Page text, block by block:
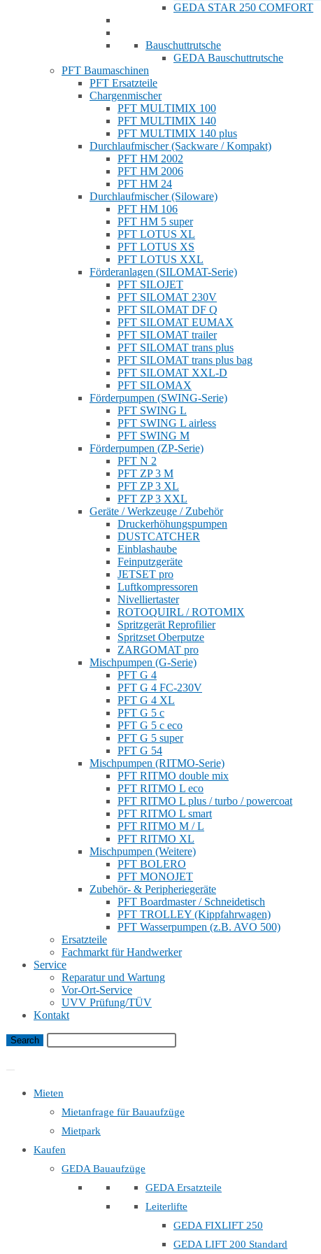
GEDA STAR 250 COMFORT
Bauschuttrutsche
GEDA Bauschuttrutsche
PFT Baumaschinen
PFT Ersatzteile
Chargenmischer
PFT MULTIMIX 100
PFT MULTIMIX 140
PFT MULTIMIX 140 plus
Durchlaufmischer (Sackware / Kompakt)
PFT HM 2002
PFT HM 2006
PFT HM 24
Durchlaufmischer (Siloware)
PFT HM 106
PFT HM 5 super
PFT LOTUS XL
PFT LOTUS XS
PFT LOTUS XXL
Förderanlagen (SILOMAT-Serie)
PFT SILOJET
PFT SILOMAT 230V
PFT SILOMAT DF Q
PFT SILOMAT EUMAX
PFT SILOMAT trailer
PFT SILOMAT trans plus
PFT SILOMAT trans plus bag
PFT SILOMAT XXL-D
PFT SILOMAX
Förderpumpen (SWING-Serie)
PFT SWING L
PFT SWING L airless
PFT SWING M
Förderpumpen (ZP-Serie)
PFT N 2
PFT ZP 3 M
PFT ZP 3 XL
PFT ZP 3 XXL
Geräte / Werkzeuge / Zubehör
Druckerhöhungspumpen
DUSTCATCHER
Einblashaube
Feinputzgeräte
JETSET pro
Luftkompressoren
Nivelliertaster
ROTOQUIRL / ROTOMIX
Spritzgerät Reprofilier
Spritzset Oberputze
ZARGOMAT pro
Mischpumpen (G-Serie)
PFT G 4
PFT G 4 FC-230V
PFT G 4 XL
PFT G 5 c
PFT G 5 c eco
PFT G 5 super
PFT G 54
Mischpumpen (RITMO-Serie)
PFT RITMO double mix
PFT RITMO L eco
PFT RITMO L plus / turbo / powercoat
PFT RITMO L smart
PFT RITMO M / L
PFT RITMO XL
Mischpumpen (Weitere)
PFT BOLERO
PFT MONOJET
Zubehör- & Peripheriegeräte
PFT Boardmaster / Schneidetisch
PFT TROLLEY (Kippfahrwagen)
PFT Wasserpumpen (z.B. AVO 500)
Ersatzteile
Fachmarkt für Handwerker
Service
Reparatur und Wartung
Vor-Ort-Service
UVV Prüfung/TÜV
Kontakt
Mieten
Mietanfrage für Bauaufzüge
Mietpark
Kaufen
GEDA Bauaufzüge
GEDA Ersatzteile
Leiterlifte
GEDA FIXLIFT 250
GEDA LIFT 200 Standard